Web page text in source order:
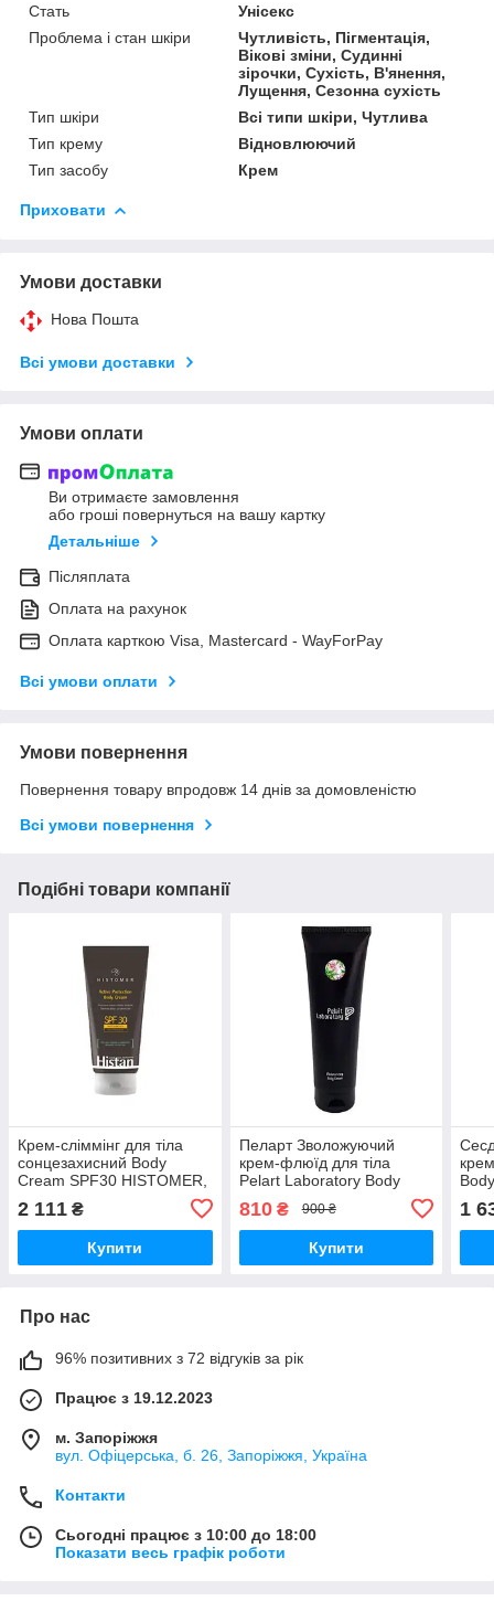
Стать
Унісекс
Проблема і стан шкіри
Чутливість, Пігментація,
Вікові зміни, Судинні
зірочки, Сухість, В'янення,
Лущення, Сезонна сухість
Тип шкіри
Всі типи шкіри, Чутлива
Тип крему
Відновлюючий
Тип засобу
Крем
Приховати
Умови доставки
Нова Пошта
Всі умови доставки
Умови оплати
Ви отримаєте замовлення
або гроші повернуться на вашу картку
Детальніше
Післяплата
Оплата на рахунок
Оплата карткою Visa, Mastercard - WayForPay
Всі умови оплати
Умови повернення
Повернення товару впродовж 14 днів за домовленістю
Всі умови повернення
Подібні товари компанії
Крем-сліммінг для тіла
cонцезахисний Body
Cream SPF30 HISTOMER,
2 111 ₴
Купити
Пеларт Зволожуючий
крем-флюїд для тіла
Pelart Laboratory Body
Cream, 250 мл
810₴ 900 ₴
Купити
1
Про нас
96% позитивних з 72 відгуків за рік
Працює з 19.12.2023
м. Запоріжжя
вул. Офіцерська, б. 26, Запоріжжя, Україна
Контакти
Сьогодні працює з 10:00 до 18:00
Показати весь графік роботи